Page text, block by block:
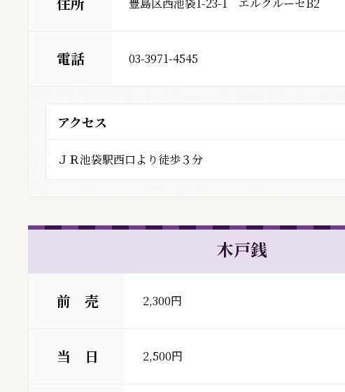
電話 03-3971-4545
アクセス
ＪＲ池袋駅西口より徒歩３分
木戸銭
前 売 2,300円
当 日 2,500円